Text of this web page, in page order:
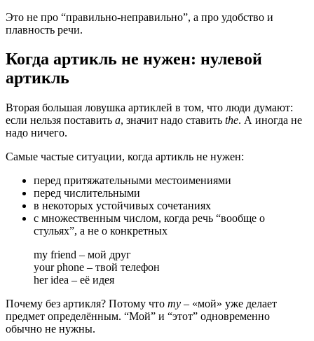
Это не про “правильно-неправильно”, а про удобство и
плавность речи.
Когда артикль не нужен: нулевой
артикль
Вторая большая ловушка артиклей в том, что люди думают:
если нельзя поставить a, значит надо ставить the. А иногда не
надо ничего.
Самые частые ситуации, когда артикль не нужен:
перед притяжательными местоимениями
перед числительными
в некоторых устойчивых сочетаниях
с множественным числом, когда речь “вообще о
стульях”, а не о конкретных
my friend – мой друг
your phone – твой телефон
her idea – её идея
Почему без артикля? Потому что my – «мой» уже делает
предмет определённым. “Мой” и “этот” одновременно
обычно не нужны.